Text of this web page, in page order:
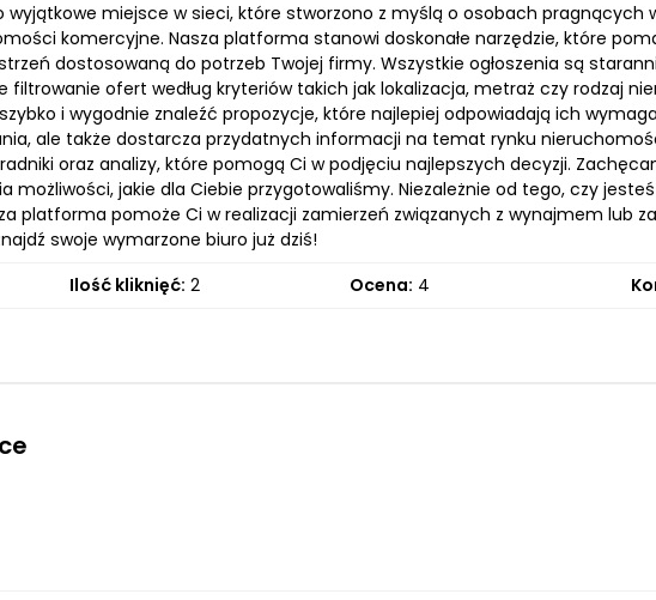
wyjątkowe miejsce w sieci, które stworzono z myślą o osobach pragnących
komercyjne. Nasza platforma stanowi doskonałe narzędzie, które
dostosowaną do potrzeb Twojej firmy. Wszystkie ogłoszenia są
filtrowanie ofert według kryteriów takich jak lokalizacja, metraż czy rodzaj
i wygodnie znaleźć propozycje, które najlepiej odpowiadają ich
ale także dostarcza przydatnych informacji na temat rynku
oraz analizy, które pomogą Ci w podjęciu najlepszych decyzji.
możliwości, jakie dla Ciebie przygotowaliśmy. Niezależnie od tego, czy
platforma pomoże Ci w realizacji zamierzeń związanych z wynajmem lub
swoje wymarzone biuro już dziś!
Ilość kliknięć: 2 Ocena: 4